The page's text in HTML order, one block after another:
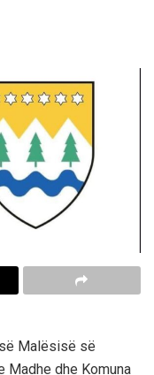
Malësisë së
Madhe dhe Komuna